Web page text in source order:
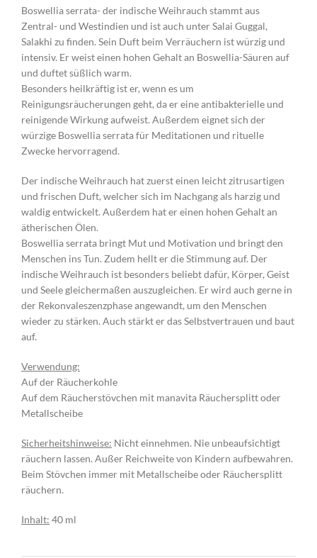
Boswellia serrata- der indische Weihrauch stammt aus
Zentral- und Westindien und ist auch unter Salai Guggal,
Salakhi zu finden. Sein Duft beim Verräuchern ist würzig und
intensiv. Er weist einen hohen Gehalt an Boswellia-Säuren auf
und duftet süßlich warm.
Besonders heilkräftig ist er, wenn es um
Reinigungsräucherungen geht, da er eine antibakterielle und
reinigende Wirkung aufweist. Außerdem eignet sich der
würzige Boswellia serrata für Meditationen und rituelle
Zwecke hervorragend.
Der indische Weihrauch hat zuerst einen leicht zitrusartigen
und frischen Duft, welcher sich im Nachgang als harzig und
waldig entwickelt. Außerdem hat er einen hohen Gehalt an
ätherischen Ölen.
Boswellia serrata bringt Mut und Motivation und bringt den
Menschen ins Tun. Zudem hellt er die Stimmung auf. Der
indische Weihrauch ist besonders beliebt dafür, Körper, Geist
und Seele gleichermaßen auszugleichen. Er wird auch gerne in
der Rekonvaleszenzphase angewandt, um den Menschen
wieder zu stärken. Auch stärkt er das Selbstvertrauen und baut
auf.
Verwendung:
Auf der Räucherkohle
Auf dem Räucherstövchen mit manavita Räuchersplitt oder
Metallscheibe
Sicherheitshinweise: Nicht einnehmen. Nie unbeaufsichtigt
räuchern lassen. Außer Reichweite von Kindern aufbewahren.
Beim Stövchen immer mit Metallscheibe oder Räuchersplitt
räuchern.
Inhalt: 40 ml